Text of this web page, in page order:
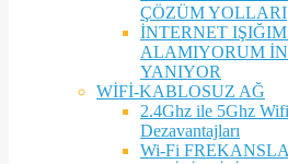
ÇÖZÜM YOLLARI
İNTERNET
ALAMIYORUM
YANIYOR
WİFİ-KABLOSUZ AĞ
2.4Ghz ile 5Ghz
Dezavantajları
Wi-Fi